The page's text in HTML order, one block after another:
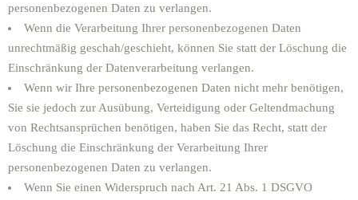
personenbezogenen Daten zu verlangen.
Wenn die Verarbeitung Ihrer personenbezogenen Daten
unrechtmäßig geschah/geschieht, können Sie statt der Löschung die
Einschränkung der Datenverarbeitung verlangen.
Wenn wir Ihre personenbezogenen Daten nicht mehr benötigen,
Sie sie jedoch zur Ausübung, Verteidigung oder Geltendmachung
von Rechtsansprüchen benötigen, haben Sie das Recht, statt der
Löschung die Einschränkung der Verarbeitung Ihrer
personenbezogenen Daten zu verlangen.
Wenn Sie einen Widerspruch nach Art. 21 Abs. 1 DSGVO